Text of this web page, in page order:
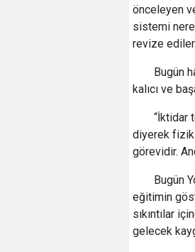
önceleyen
sistemi
revize
Bugün
kalıcı ve
“İktidar
diyerek fiziki
görevidir.
Bugün
eğitimin
sıkıntılar
gelecek